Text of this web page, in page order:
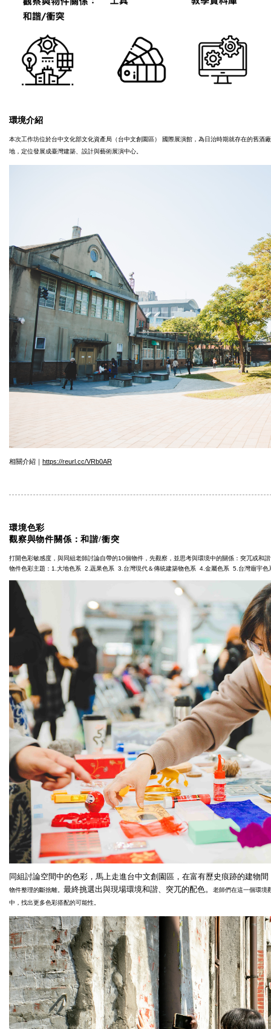
環境介紹
本次工作坊位於台中文化部文化資產局（台中文創園區）
國際展演館，為日治時期就存在的舊酒
地，定位發展成臺灣建築、設計與藝術展演中心。
相關介紹｜ https://reurl.cc/VRb0AR
環境色彩
觀察與物件關係：和諧/衝突
打開色彩敏感度，與同組老師討論自帶的10個物件，先觀察，並思考與環境中的關係：突兀或和
物件色彩主題：1. 大地色系 2. 蔬果色系 3. 台灣現代＆傳統建築物色系 4. 金屬色系 5. 台灣廟宇
同組討論空間中的色彩，馬上走進台中文創園區，在富有歷史痕跡的建物
物件整理的斷捨離。 最終挑選出與現場環境和諧、突兀的配色。
老師們在這一個環境
中，找出更多色彩搭配的可能性。